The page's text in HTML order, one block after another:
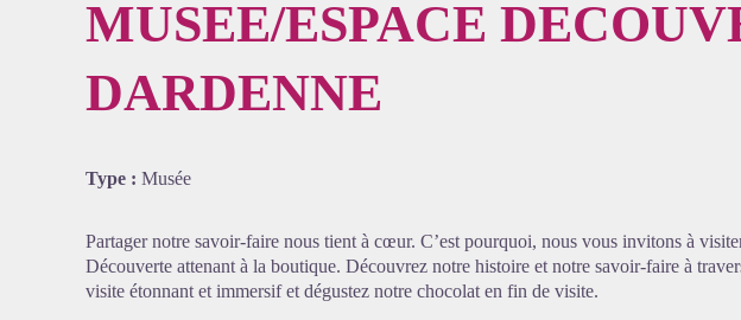
MUSEE/ESPACE
DARDENNE
Type : Musée
Partager notre savoir-faire nous tient à cœur. C’est pourquoi, nous vous invitons à
Découverte attenant à la boutique. Découvrez notre histoire et notre savoir-faire à
visite étonnant et immersif et dégustez notre chocolat en fin de visite.